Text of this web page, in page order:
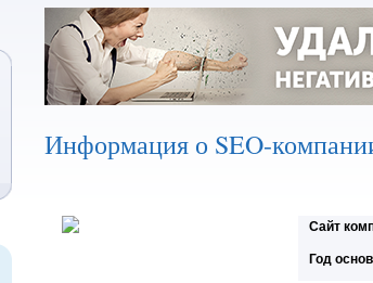
Информация о SEO-
Сайт
Год